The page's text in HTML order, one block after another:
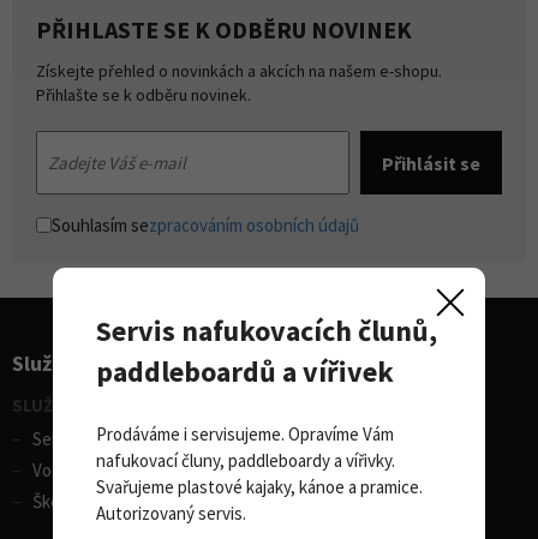
PŘIHLASTE SE K ODBĚRU NOVINEK
Získejte přehled o novinkách a akcích na našem e-shopu.
Přihlašte se k odběru novinek.
Souhlasím sezpracováním osobních údajů
Služby pro sporty
SLUŽBY - vodní sporty
Servis lodí a člunů
Vodácká půjčovna lodí
Škola eskymování
Servis nafukovacích člunů,
paddleboardů a vířivek
Prodáváme i servisujeme. Opravíme Vám
nafukovací čluny, paddleboardy a vířivky.
Svařujeme plastové kajaky, kánoe a pramice.
Autorizovaný servis.